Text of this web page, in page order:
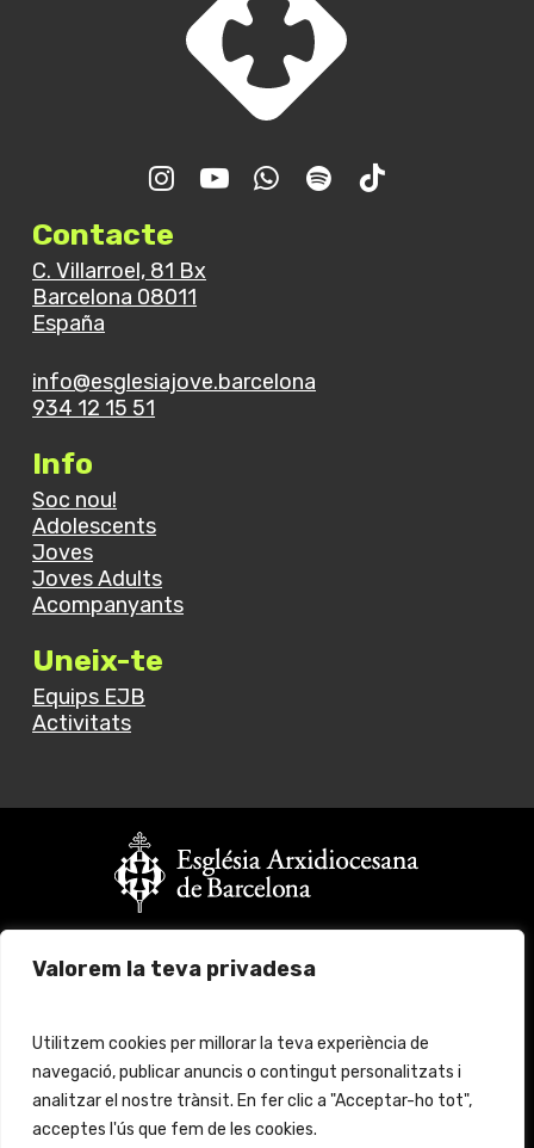
Valorem la teva privadesa
Utilitzem cookies per millorar la teva experiència de
navegació, publicar anuncis o contingut personalitzats i
analitzar el nostre trànsit. En fer clic a "Acceptar-ho tot",
acceptes l'ús que fem de les cookies.
Contacte
C. Villarroel, 81 Bx
Barcelona 08011
España
info@esglesiajove.barcelona
934 12 15 51
Info
Soc nou!
Adolescents
Joves
Joves Adults
Acompanyants
Uneix-te
Equips EJB
Activitats
Fes clickaquíper més informació
© 2024 Església Jove Barcelona. All rights reserved.
Avís legal Protecció de Dades